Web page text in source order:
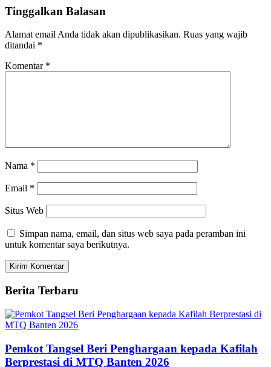
Tinggalkan Balasan
Alamat email Anda tidak akan dipublikasikan. Ruas yang wajib
ditandai *
Komentar *
Nama *
Email *
Situs Web
Simpan nama, email, dan situs web saya pada peramban ini
untuk komentar saya berikutnya.
Berita Terbaru
Pemkot Tangsel Beri Penghargaan kepada Kafilah
Berprestasi di MTQ Banten 2026